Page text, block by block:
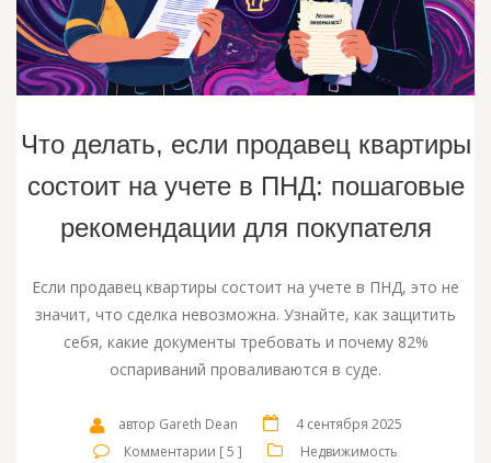
Что делать, если продавец квартиры
состоит на учете в ПНД: пошаговые
рекомендации для покупателя
Если продавец квартиры состоит на учете в ПНД, это не
значит, что сделка невозможна. Узнайте, как защитить
себя, какие документы требовать и почему 82%
оспариваний проваливаются в суде.
автор Gareth Dean
4 сентября 2025
Комментарии [ 5 ]
Недвижимость